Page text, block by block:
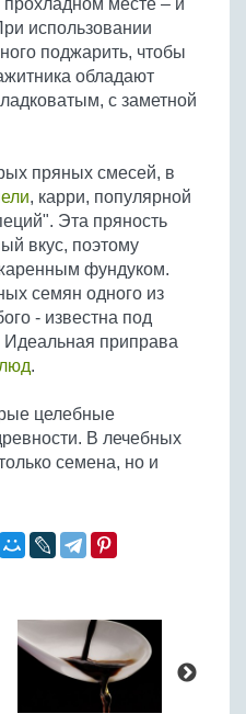
прохладном месте – и
использовании
поджарить, чтобы
обладают
с заметной
пряных смесей, в
, карри, популярной
Эта пряность
вкус, поэтому
фундуком.
семян одного из
- известна под
Идеальная приправа
.
целебные
В лечебных
семена, но и